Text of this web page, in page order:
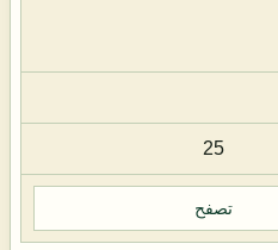
25
تصفح